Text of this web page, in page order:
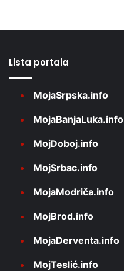
Lista portala
MojaSrpska.info
MojaBanjaLuka.info
MojDoboj.info
MojSrbac.info
MojaModriča.info
MojBrod.info
MojaDerventa.info
MojTeslić.info